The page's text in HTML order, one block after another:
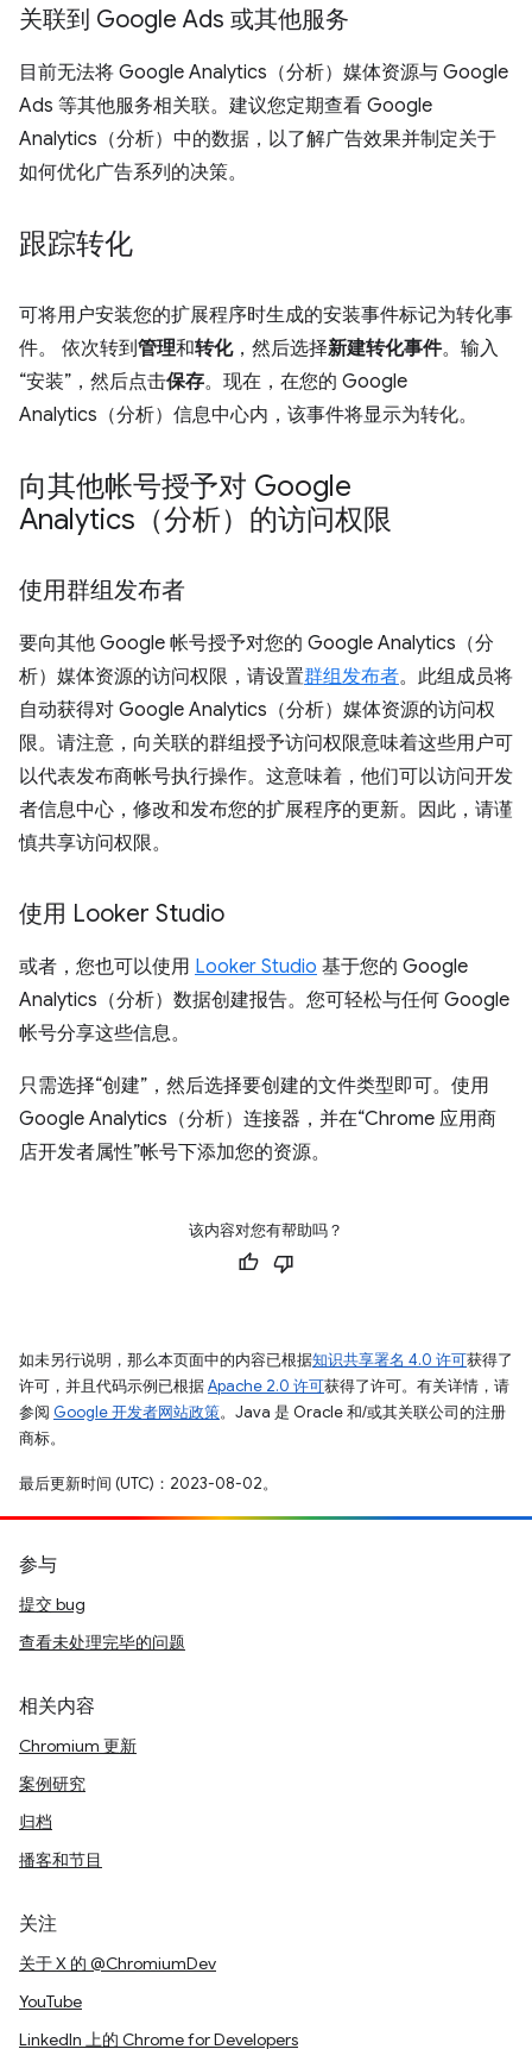
关联到 Google Ads 或其他服务
目前无法将 Google Analytics（分析）媒体资源与 Google
Ads 等其他服务相关联。建议您定期查看 Google
Analytics（分析）中的数据，以了解广告效果并制定关于
如何优化广告系列的决策。
跟踪转化
可将用户安装您的扩展程序时生成的安装事件标记为转化事
件。 依次转到管理和转化，然后选择新建转化事件。输入
“安装”，然后点击保存。现在，在您的 Google
Analytics（分析）信息中心内，该事件将显示为转化。
向其他帐号授予对 Google
Analytics（分析）的访问权限
使用群组发布者
要向其他 Google 帐号授予对您的 Google Analytics（分
析）媒体资源的访问权限，请设置群组发布者。此组成员将
自动获得对 Google Analytics（分析）媒体资源的访问权
限。请注意，向关联的群组授予访问权限意味着这些用户可
以代表发布商帐号执行操作。这意味着，他们可以访问开发
者信息中心，修改和发布您的扩展程序的更新。因此，请谨
慎共享访问权限。
使用 Looker Studio
或者，您也可以使用 Looker Studio 基于您的 Google
Analytics（分析）数据创建报告。您可轻松与任何 Google
帐号分享这些信息。
只需选择“创建”，然后选择要创建的文件类型即可。使用
Google Analytics（分析）连接器，并在“Chrome 应用商
店开发者属性”帐号下添加您的资源。
该内容对您有帮助吗？
如未另行说明，那么本页面中的内容已根据知识共享署名 4.0 许可获得了
许可，并且代码示例已根据Apache 2.0 许可获得了许可。有关详情，请
参阅 Google 开发者网站政策。Java 是 Oracle 和/或其关联公司的注册
商标。
最后更新时间 (UTC)：2023-08-02。
参与
提交 bug
查看未处理完毕的问题
相关内容
Chromium 更新
案例研究
归档
播客和节目
关注
关于 X 的 @ChromiumDev
YouTube
LinkedIn 上的 Chrome for Developers